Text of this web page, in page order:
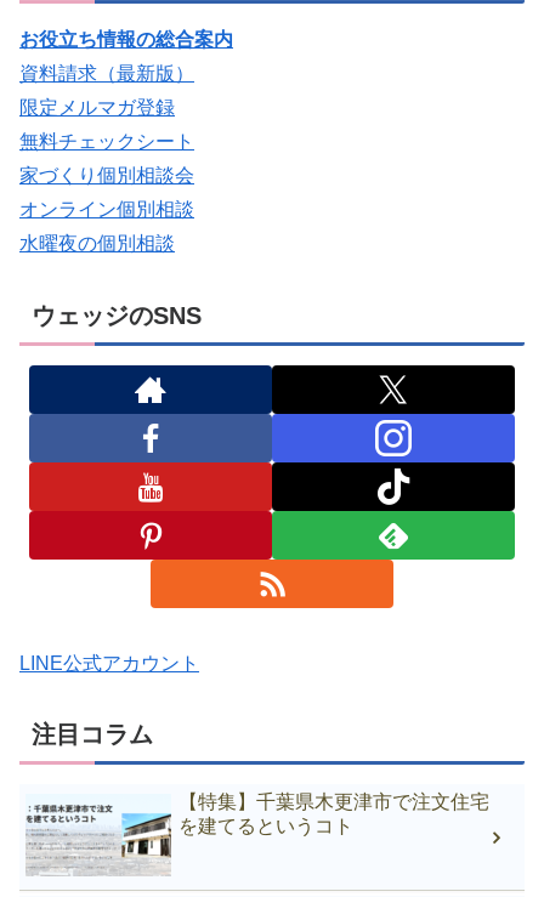
お役立ち情報の総合案内
資料請求（最新版）
限定メルマガ登録
無料チェックシート
家づくり個別相談会
オンライン個別相談
水曜夜の個別相談
ウェッジのSNS
LINE公式アカウント
注目コラム
【特集】千葉県木更津市で注文住宅
を建てるというコト